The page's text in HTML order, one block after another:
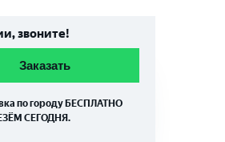
звоните!
Заказать
по городу БЕСПЛАТНО
СЕГОДНЯ.